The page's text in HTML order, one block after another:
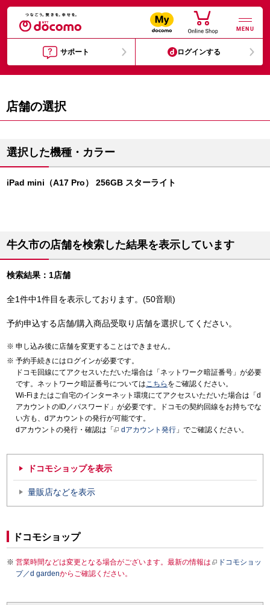
MENU
サポート ログインする
店舗の選択
選択した機種・カラー
iPad mini（A17 Pro） 256GB スターライト
牛久市の店舗を検索した結果を表示しています
検索結果：1店舗
全1件中1件目を表示しております。(50音順)
予約申込する店舗/購入商品受取り店舗を選択してください。
申し込み後に店舗を変更することはできません。
予約手続きにはログインが必要です。
ドコモ回線にてアクセスいただいた場合は「ネットワーク暗証番号」が必要
です。ネットワーク暗証番号についてはこちら をご確認ください。
Wi-Fiまたはご自宅のインターネット環境にてアクセスいただいた場合は「d
アカウントのID／パスワード」が必要です。ドコモの契約回線をお持ちでな
い方も、dアカウントの発行が可能です。
dアカウントの発行・確認は「
dアカウント発行 」でご確認ください。
ドコモショップを表示
量販店などを表示
ドコモショップ
営業時間などは変更となる場合がございます。最新の情報は
ドコモショッ
プ／d gardenからご確認ください。